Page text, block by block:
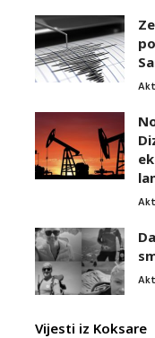
Vijesti iz Koksare